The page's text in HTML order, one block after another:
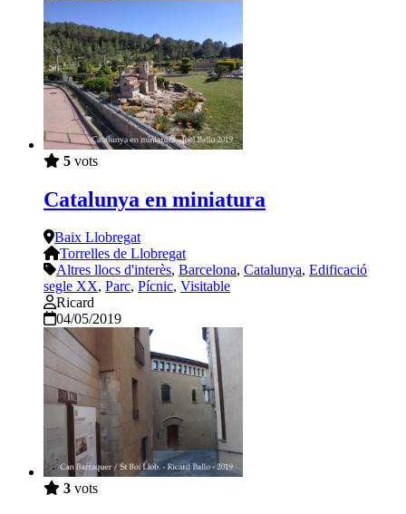
5 vots
Catalunya en miniatura
Baix Llobregat
Torrelles de Llobregat
Altres llocs d'interès, Barcelona, Catalunya, Edificació
segle XX, Parc, Pícnic, Visitable
Ricard
04/05/2019
3 vots